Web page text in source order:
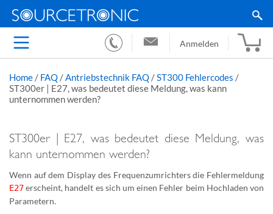
Anmelden
Home / FAQ / Antriebstechnik FAQ / ST300 Fehlercodes /
ST300er | E27, was bedeutet diese Meldung, was kann
unternommen werden?
ST300er | E27, was bedeutet diese Meldung, was
kann unternommen werden?
Wenn auf dem Display des Frequenzumrichters die Fehlermeldung
E27erscheint, handelt es sich um einen Fehler beim Hochladen von
Parametern.